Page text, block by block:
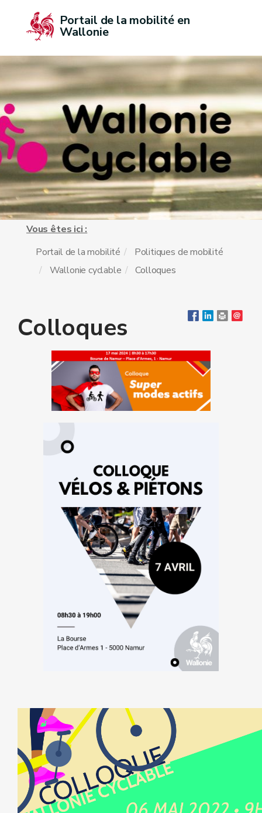
Portail de la mobilité en
Wallonie
Vous êtes ici :
Portail de la mobilité
Politiques de mobilité
Wallonie cyclable
Colloques
Colloques